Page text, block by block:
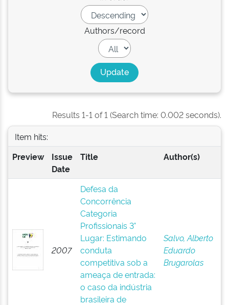
Authors/record
Results 1-1 of 1 (Search time: 0.002 seconds).
Item hits:
Preview
Issue
Date
Title Author(s)
2007
Defesa da
Concorrência
Categoria
Profissionais 3°
Lugar: Estimando
conduta
competitiva sob a
ameaça de entrada:
o caso da indústria
brasileira de
Salvo, Alberto
Eduardo
Brugarolas